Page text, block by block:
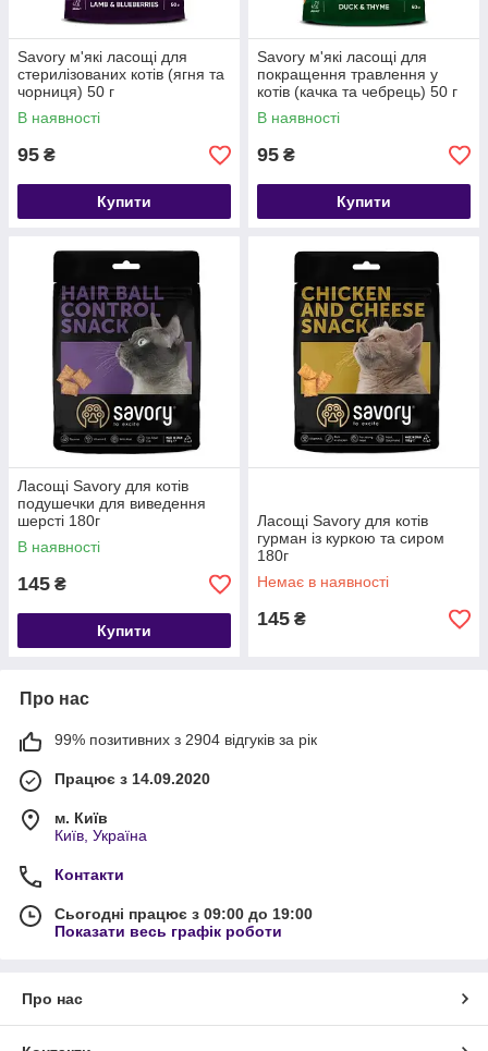
Savory м'які ласощі для
стерилізованих котів (ягня та
чорниця) 50 г
В наявності
95 ₴
Купити
Savory м'які ласощі для
покращення травлення у
котів (качка та чебрець) 50 г
В наявності
95 ₴
Купити
Ласощі Savory для котів
подушечки для виведення
шерсті 180г
В наявності
145 ₴
Купити
Ласощі Savory для котів
гурман із куркою та сиром
180г
Немає в наявності
145 ₴
Про нас
99% позитивних з 2904 відгуків за рік
Працює з 14.09.2020
м. Київ
Київ, Україна
Контакти
Сьогодні працює з 09:00 до 19:00
Показати весь графік роботи
Про нас